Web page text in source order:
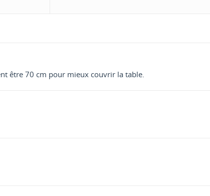
être 70 cm pour mieux couvrir la table.